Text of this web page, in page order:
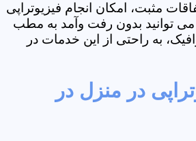
مثبت، امکان انجام فیزیوتراپی
توانید بدون رفت وآمد به مطب
به راحتی از این خدمات در
در منزل در